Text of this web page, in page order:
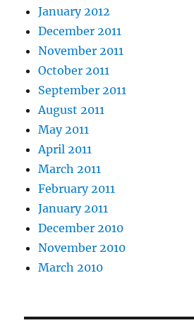
January 2012
December 2011
November 2011
October 2011
September 2011
August 2011
May 2011
April 2011
March 2011
February 2011
January 2011
December 2010
November 2010
March 2010